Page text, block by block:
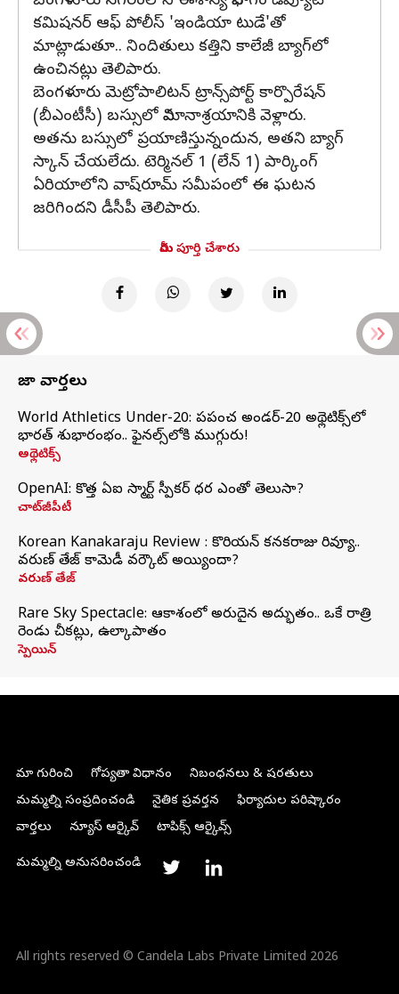
కమిషనర్ ఆఫ్ పోలీస్ 'ఇండియా టుడే'తో
మాట్లాడుతూ.. నిందితులు కత్తిని కాలేజీ బ్యాగ్‌లో
ఉంచినట్లు తెలిపారు.
బెంగళూరు మెట్రోపాలిటన్ ట్రాన్స్‌పోర్ట్ కార్పొరేషన్
(బీఎంటీసీ) బస్సులో విమానాశ్రయానికి వెళ్లారు.
అతను బస్సులో ప్రయాణిస్తున్నందున, అతని బ్యాగ్
స్కాన్ చేయలేదు. టెర్మినల్ 1 (లేన్ 1) పార్కింగ్
ఏరియాలోని వాష్‌రూమ్ సమీపంలో ఈ ఘటన
జరిగిందని డీసీపీ తెలిపారు.
మీరు పూర్తి చేశారు
తాజా వార్తలు
World Athletics Under-20: ప్రపంచ అండర్-20 అథ్లెటిక్స్‌లో
భారత్‌ శుభారంభం.. ఫైనల్స్‌లోకి ముగ్గురు!
అథ్లెటిక్స్
OpenAI: కొత్త ఏఐ స్మార్ట్ స్పీకర్ ధర ఎంతో తెలుసా?
చాట్‌జీపీటీ
Korean Kanakaraju Review : కొరియన్ కనకరాజు రివ్యూ..
వరుణ్ తేజ్ కామెడీ వర్కౌట్ అయ్యిందా?
వరుణ్ తేజ్
Rare Sky Spectacle: ఆకాశంలో అరుదైన అద్భుతం.. ఒకే రాత్రి
రెండు చీకట్లు, ఉల్కాపాతం
స్పెయిన్
మా గురించి గోప్యతా విధానం
నిబంధనలు & షరతులు
మమ్మల్ని సంప్రదించండి
నైతిక ప్రవర్తన
ఫిర్యాదుల పరిష్కారం
వార్తలు
న్యూస్ ఆర్కైవ్ టాపిక్స్ ఆర్కైవ్స్
మమ్మల్ని అనుసరించండి
All rights reserved © Candela Labs Private Limited 2026